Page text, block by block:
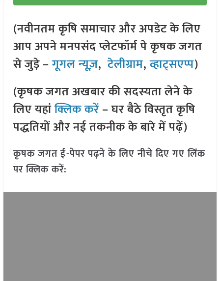
(नवीनतम कृषि समाचार और अपडेट के लिए
आप अपने मनपसंद प्लेटफॉर्म पे कृषक जगत
से जुड़े –गूगल न्यूज़,टेलीग्राम,व्हाट्सएप्प)
(कृषक जगत अखबार की सदस्यता लेने के
लिए यहांक्लिक करें– घर बैठे विस्तृत कृषि
पद्धतियों और नई तकनीक के बारे में पढ़ें)
कृषक जगत ई-पेपर पढ़ने के लिए नीचे दिए गए लिंक
पर क्लिक करें: